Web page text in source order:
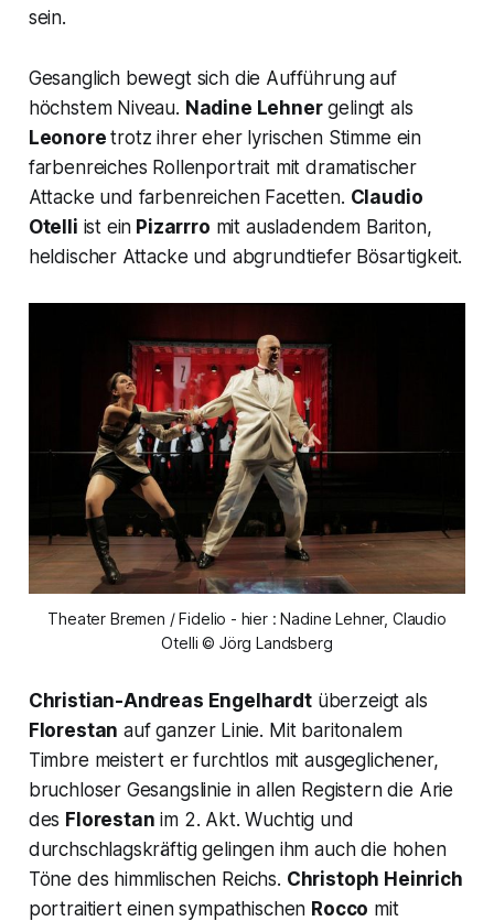
sein.
Gesanglich bewegt sich die Aufführung auf
höchstem Niveau. Nadine Lehnergelingt als
Leonore trotz ihrer eher lyrischen Stimme ein
farbenreiches Rollenportrait mit dramatischer
Attacke und farbenreichen Facetten. Claudio
Otelli ist ein Pizarrro mit ausladendem Bariton,
heldischer Attacke und abgrundtiefer Bösartigkeit.
Theater Bremen / Fidelio - hier : Nadine Lehner, Claudio
Otelli © Jörg Landsberg
Christian-Andreas Engelhardtüberzeigt als
Florestan auf ganzer Linie. Mit baritonalem
Timbre meistert er furchtlos mit ausgeglichener,
bruchloser Gesangslinie in allen Registern die Arie
des Florestan im 2. Akt. Wuchtig und
durchschlagskräftig gelingen ihm auch die hohen
Töne des himmlischen Reichs. Christoph Heinrich
portraitiert einen sympathischen Rocco mit